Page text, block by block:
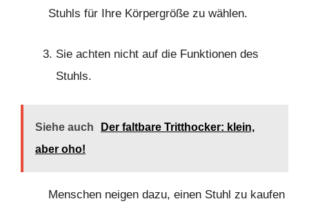
Stuhls für Ihre Körpergröße zu wählen.
Sie achten nicht auf die Funktionen des
Stuhls.
Siehe auch
Der faltbare Tritthocker: klein,
aber oho!
Menschen neigen dazu, einen Stuhl zu kaufen